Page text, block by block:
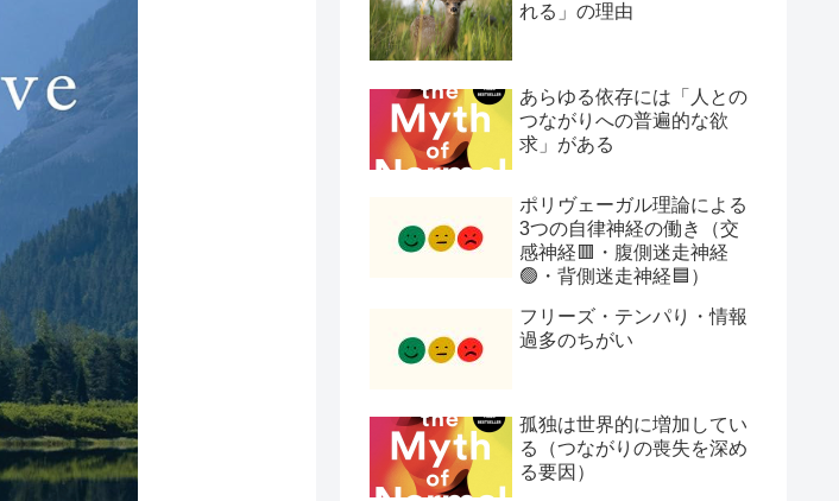
れる」の理由
あらゆる依存には「人との
つながりへの普遍的な欲
求」がある
ポリヴェーガル理論による
3つの自律神経の働き（交
感神経🟥・腹側迷走神経
🟢・背側迷走神経🟦）
フリーズ・テンパり・情報
過多のちがい
孤独は世界的に増加してい
る（つながりの喪失を深め
る要因）